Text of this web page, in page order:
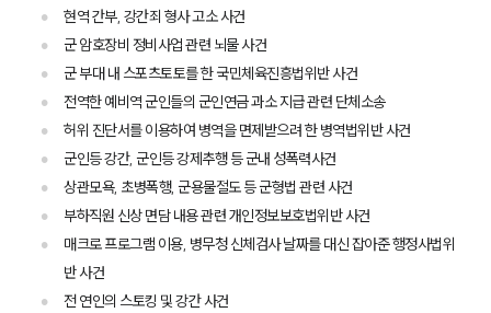
그룹소개
그룹소개
대륜의 강점
오시는 길
글로벌 파트너 로펌
고객의 소리
AI대륜
현역 간부, 강간죄 형사 고소 사건
군 암호장비 정비사업 관련 뇌물 사건
군 부대 내 스포츠토토를 한 국민체육진흥법위반 사건
전역한 예비역 군인들의 군인연금 과소 지급 관련 단체소송
허위 진단서를 이용하여 병역을 면제받으려 한 병역법위반 사건
군인등 강간, 군인등 강제추행 등 군내 성폭력사건
상관모욕, 초병폭행, 군용물절도 등 군형법 관련 사건
부하직원 신상 면담 내용 관련 개인정보보호법위반 사건
매크로 프로그램 이용, 병무청 신체검사 날짜를 대신 잡아준 행정사법위
반 사건
전 연인의 스토킹 및 강간 사건